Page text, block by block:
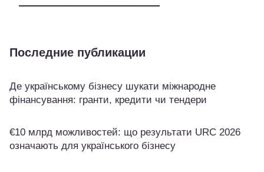
Последние публикации
Де українському бізнесу шукати міжнародне
фінансування: гранти, кредити чи тендери
€10 млрд можливостей: що результати URC 2026
означають для українського бізнесу